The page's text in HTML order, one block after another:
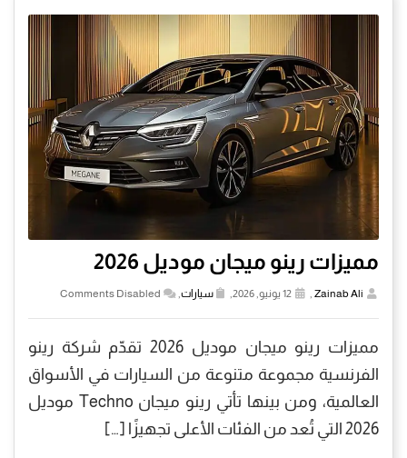
مميزات رينو ميجان موديل 2026
Zainab Ali
, سيارات,
Comments Disabled
مميزات رينو ميجان موديل 2026 تقدّم شركة رينو
الفرنسية مجموعة متنوعة من السيارات في الأسواق
العالمية، ومن بينها تأتي رينو ميجان Techno موديل
2026 التي تُعد من الفئات الأعلى تجهيزًا […]